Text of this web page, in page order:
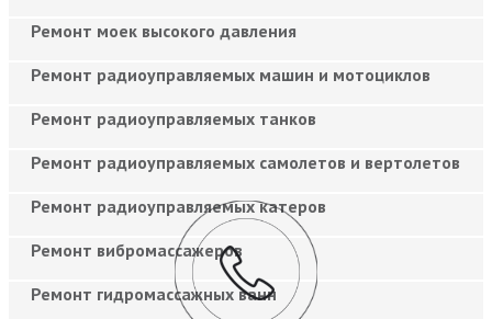
Ремонт моек высокого давления
Ремонт радиоуправляемых машин и мотоциклов
Ремонт радиоуправляемых танков
Ремонт радиоуправляемых самолетов и вертолетов
Ремонт радиоуправляемых катеров
Ремонт вибромассажеров
Ремонт гидромассажных ванн